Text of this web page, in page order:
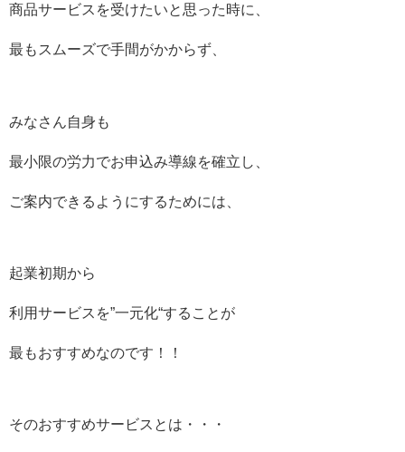
商品サービスを受けたいと思った時に、
最もスムーズで手間がかからず、
みなさん自身も
最小限の労力でお申込み導線を確立し、
ご案内できるようにするためには、
起業初期から
利用サービスを”一元化“することが
最もおすすめなのです！！
そのおすすめサービスとは・・・